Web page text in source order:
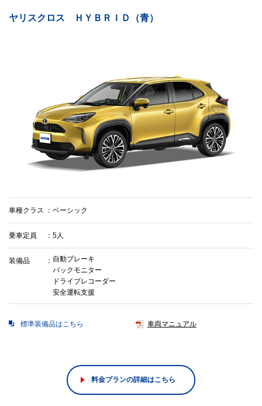
ヤリスクロス ＨＹＢＲＩＤ（青）
車種クラス ベーシック
乗車定員 5人
装備品
自動ブレーキ
バックモニター
ドライブレコーダー
安全運転支援
標準装備品はこちら 車両マニュアル
料金プランの詳細はこちら